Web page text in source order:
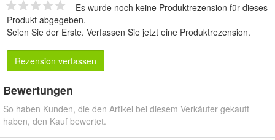
Es wurde noch keine Produktrezension für dieses
Produkt abgegeben.
Seien Sie der Erste. Verfassen Sie jetzt eine Produktrezension.
Rezension verfassen
Bewertungen
So haben Kunden, die den Artikel bei diesem Verkäufer gekauft
haben, den Kauf bewertet.